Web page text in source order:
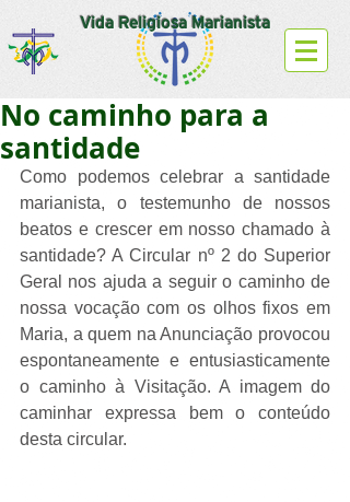
Vida Religiosa Marianista
No caminho para a
santidade
Como podemos celebrar a santidade
marianista, o testemunho de nossos
beatos e crescer em nosso chamado à
santidade? A Circular nº 2 do Superior
Geral nos ajuda a seguir o caminho de
nossa vocação com os olhos fixos em
Maria, a quem na Anunciação provocou
espontaneamente e entusiasticamente
o caminho à Visitação. A imagem do
caminhar expressa bem o conteúdo
desta circular.